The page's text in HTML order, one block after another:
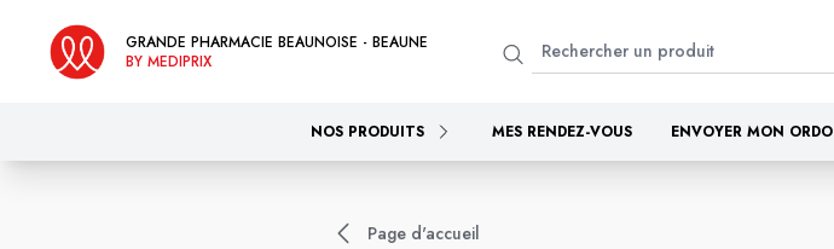
GRANDE PHARMACIE BEAUNOISE - BEAUNE
BY MEDIPRIX
NOS PRODUITS MES RENDEZ-VOUS ENVOYER MON ORDO
Page d'accueil